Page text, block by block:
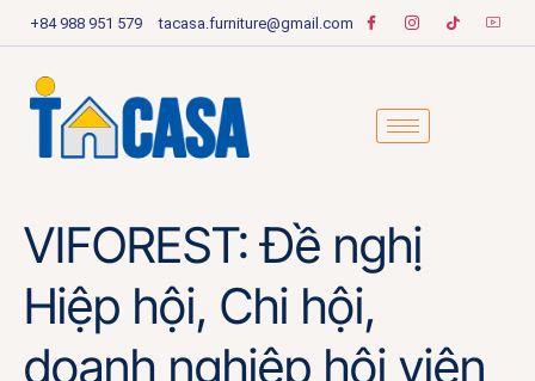
+84 988 951 579 tacasa.furniture@gmail.com
VIFOREST: Đề nghị
Hiệp hội, Chi hội,
doanh nghiệp hội viên